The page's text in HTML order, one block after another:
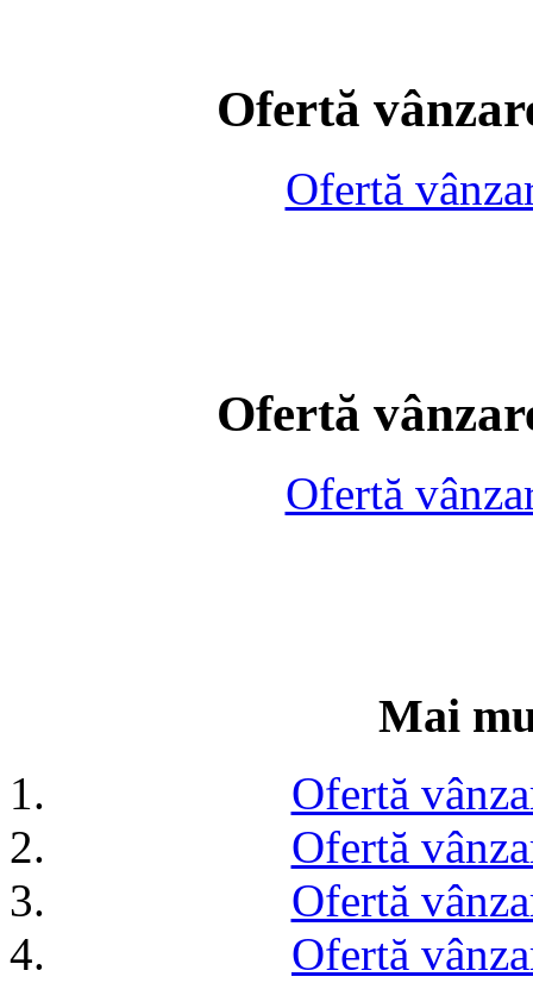
Ofertă
Ofertă
Ofertă
Ofertă
Mai
Ofertă
Ofertă
Ofertă
Ofertă